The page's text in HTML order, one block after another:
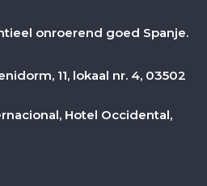
onroerend goed Spanje.
11, lokaal nr. 4, 03502
Hotel Occidental,